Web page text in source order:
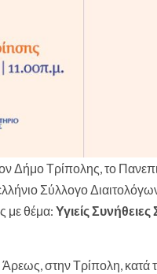
Δήμο Τρίπολης, το
Σύλλογο
με θέμα: Υγιείς
Άρεως, στην Τρίπολη, κατά